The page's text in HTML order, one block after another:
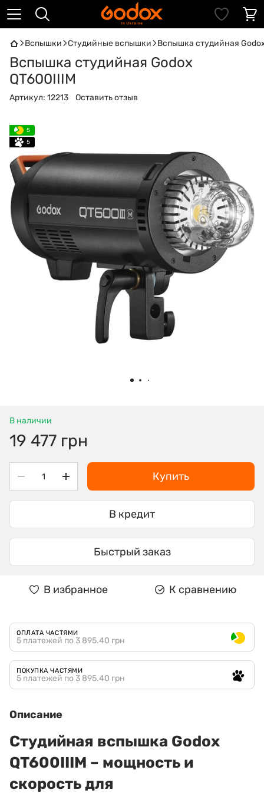
Вспышки Студийные вспышки Вспышка студийная
Вспышка студийная Godox
QT600IIIM
Артикул: 12213 Оставить отзыв
5
5
В наличии
19 477 грн
Купить
В кредит
Быстрый заказ
В избранное К сравнению
ОПЛАТА ЧАСТЯМИ
5 платежей по 3 895.40 грн
ПОКУПКА ЧАСТЯМИ
5 платежей по 3 895.40 грн
Описание
Студийная вспышка Godox
QT600IIIM – мощность и
скорость для